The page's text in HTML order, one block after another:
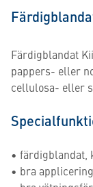
Färdigblandat
pappers- eller
cellulosa- eller
• färdigblandat,
• bra